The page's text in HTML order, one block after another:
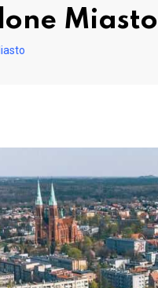
Miasto